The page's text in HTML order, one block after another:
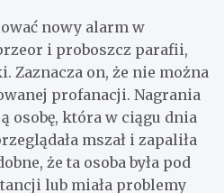
nowy alarm w
i proboszcz parafii,
Zaznacza on, że nie można
profanacji. Nagrania
osobę, która w ciągu dnia
mszał i zapaliła
że ta osoba była pod
lub miała problemy